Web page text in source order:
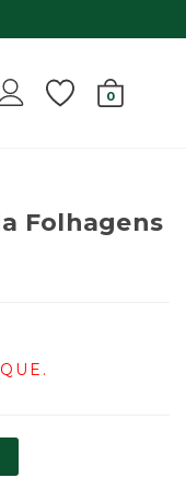
0
Folhagens